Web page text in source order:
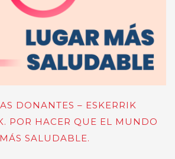
DONANTES – ESKERRIK
POR HACER QUE EL MUNDO
SALUDABLE.